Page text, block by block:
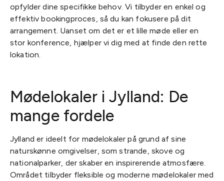
opfylder dine specifikke behov. Vi tilbyder en enkel og
effektiv bookingproces, så du kan fokusere på dit
arrangement. Uanset om det er et lille møde eller en
stor konference, hjælper vi dig med at finde den rette
lokation.
Mødelokaler i Jylland: De
mange fordele
Jylland er ideelt for mødelokaler på grund af sine
naturskønne omgivelser, som strande, skove og
nationalparker, der skaber en inspirerende atmosfære.
Området tilbyder fleksible og moderne mødelokaler med